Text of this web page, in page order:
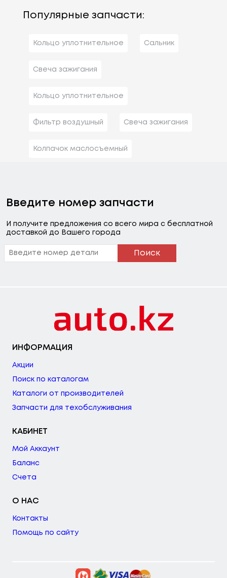
Популярные запчасти:
Кольцо уплотнительное Сальник
Свеча зажигания
Кольцо уплотнительное
Фильтр воздушный Свеча зажигания
Колпачок маслосъемный
Введите номер запчасти
И получите предложения со всего мира с бесплатной
доставкой до Вашего города
Поиск
ИНФОРМАЦИЯ
Акции
Поиск по каталогам
Каталоги от производителей
Запчасти для техобслуживания
КАБИНЕТ
Мой Аккаунт
Баланс
Счета
О НАС
Контакты
Помощь по сайту